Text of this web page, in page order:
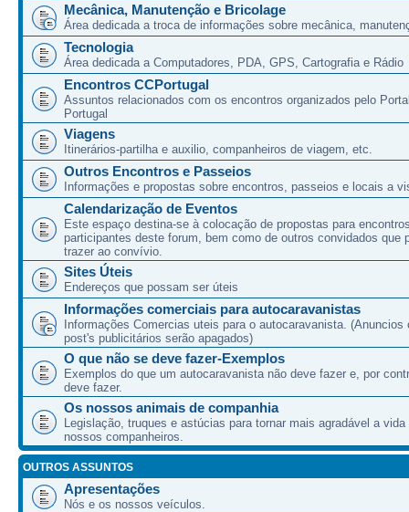
Mecânica, Manutenção e Bricolage
Área dedicada a troca de informações sobre mecânica,
Tecnologia
Área dedicada a Computadores, PDA, GPS, Cartografia e Rádio
Encontros CCPortugal
Assuntos relacionados com os encontros organizados pelo
Portugal
Viagens
Itinerários-partilha e auxilio, companheiros de viagem, etc.
Outros Encontros e Passeios
Informações e propostas sobre encontros, passeios e locais a
Calendarização de Eventos
Este espaço destina-se à colocação de propostas para
participantes deste forum, bem como de outros convidados que
trazer ao convívio.
Sites Úteis
Endereços que possam ser úteis
Informações comerciais para autocaravanistas
Informações Comercias uteis para o autocaravanista. (Anuncios
post's publicitários serão apagados)
O que não se deve fazer-Exemplos
Exemplos do que um autocaravanista não deve fazer e, por
deve fazer.
Os nossos animais de companhia
Legislação, truques e astúcias para tornar mais agradável a vida
nossos companheiros.
OUTROS ASSUNTOS
Apresentações
Nós e os nossos veículos.